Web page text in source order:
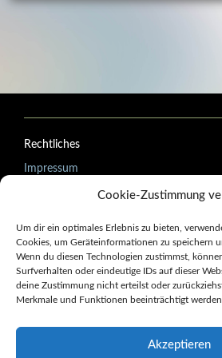
Cookie-Zustimmung
Um dir ein optimales Erlebnis zu bieten,
Cookies, um Geräteinformationen zu speichern
Wenn du diesen Technologien zustimmst,
Surfverhalten oder eindeutige IDs auf dieser
deine Zustimmung nicht erteilst oder
Merkmale und Funktionen beeinträchtigt werden.
Akzeptieren
Rechtliches
Impressum
Datenschutzerklärung
Aktuelle Blogbeiträge
Wenn das Design lehrt, bevor der Kurs beginnt